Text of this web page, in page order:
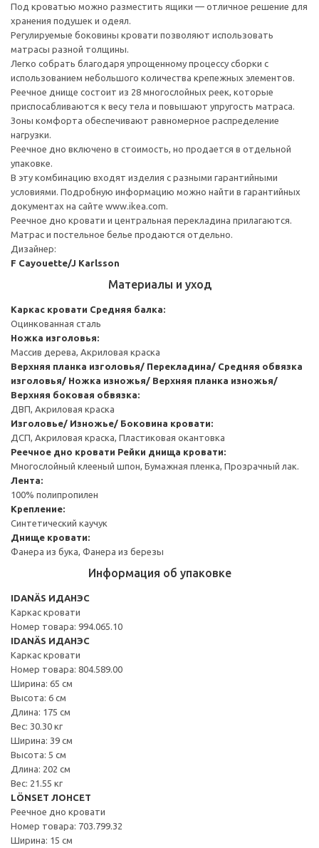
Под кроватью можно разместить ящики — отличное решение для
хранения подушек и одеял.
Регулируемые боковины кровати позволяют использовать
матрасы разной толщины.
Легко собрать благодаря упрощенному процессу сборки с
использованием небольшого количества крепежных элементов.
Реечное днище состоит из 28 многослойных реек, которые
приспосабливаются к весу тела и повышают упругость матраса.
Зоны комфорта обеспечивают равномерное распределение
нагрузки.
Реечное дно включено в стоимость, но продается в отдельной
упаковке.
В эту комбинацию входят изделия с разными гарантийными
условиями. Подробную информацию можно найти в гарантийных
документах на сайте www.ikea.com.
Реечное дно кровати и центральная перекладина прилагаются.
Матрас и постельное белье продаются отдельно.
Дизайнер:
F Cayouette/J Karlsson
Материалы и уход
Каркас кровати Средняя балка:
Оцинкованная сталь
Ножка изголовья:
Массив дерева, Акриловая краска
Верхняя планка изголовья/ Перекладина/ Средняя обвязка
изголовья/ Ножка изножья/ Верхняя планка изножья/
Верхняя боковая обвязка:
ДВП, Акриловая краска
Изголовье/ Изножье/ Боковина кровати:
ДСП, Акриловая краска, Пластиковая окантовка
Реечное дно кровати Рейки днища кровати:
Многослойный клееный шпон, Бумажная пленка, Прозрачный лак.
Лента:
100% полипропилен
Крепление:
Синтетический каучук
Днище кровати:
Фанера из бука, Фанера из березы
Информация об упаковке
IDANÄS ИДАНЭС
Каркас кровати
Номер товара: 994.065.10
IDANÄS ИДАНЭС
Каркас кровати
Номер товара: 804.589.00
Ширина: 65 см
Высота: 6 см
Длина: 175 см
Вес: 30.30 кг
Ширина: 39 см
Высота: 5 см
Длина: 202 см
Вес: 21.55 кг
LÖNSET ЛОНСЕТ
Реечное дно кровати
Номер товара: 703.799.32
Ширина: 15 см